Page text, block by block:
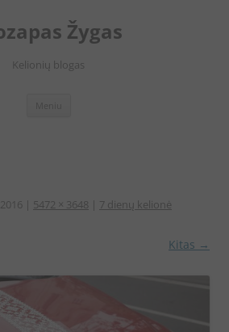
Žygas
Kelionių blogas
| 5472 × 3648 | 7 dienų kelionė
Kitas →